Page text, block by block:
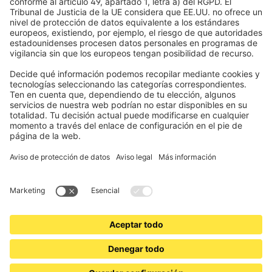
Electrónica y radio
Registros
Información obligatoria para consumidores
Socios de envío
Aviso legal
Términos y Condiciones de Uso
Privacidad y protección de datos
Información sobre la eliminación de pilas y equipos electrónicos
Condiciones de garantía
Configuración de cookies
www.jalousiescout.de www.jalousiescout.at
www.domondo.es
www.domondo.it